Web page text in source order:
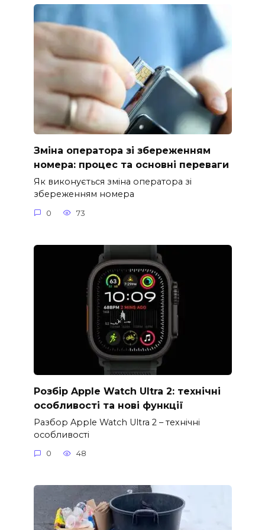
Зміна оператора зі збереженням
номера: процес та основні переваги
Як виконується зміна оператора зі
збереженням номера
0 73
Розбір Apple Watch Ultra 2: технічні
особливості та нові функції
Разбор Apple Watch Ultra 2 – технічні
особливості
0 48